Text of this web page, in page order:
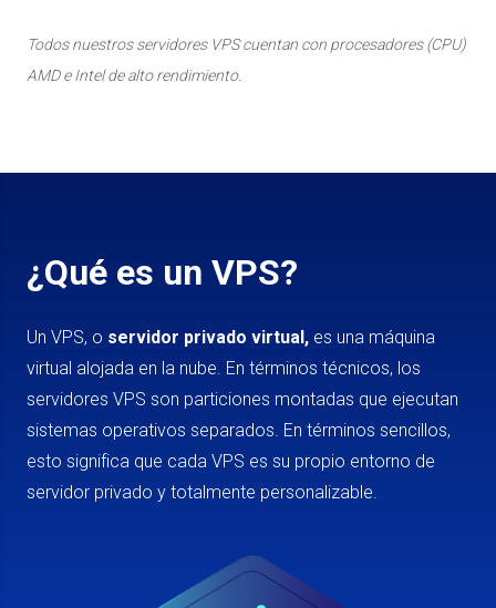
Todos nuestros servidores VPS cuentan con procesadores (CPU)
AMD e Intel de alto rendimiento.
¿Qué es un VPS?
Un VPS, o servidor privado virtual, es una máquina
virtual alojada en la nube. En términos técnicos, los
servidores VPS son particiones montadas que ejecutan
sistemas operativos separados. En términos sencillos,
esto significa que cada VPS es su propio entorno de
servidor privado y totalmente personalizable.